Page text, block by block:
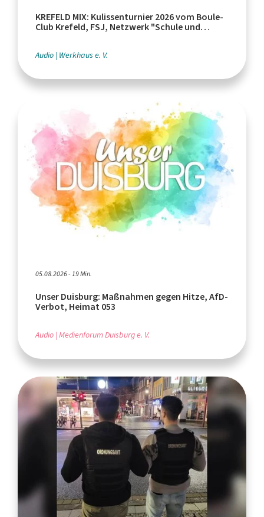
KREFELD MIX: Kulissenturnier 2026 vom Boule-
Club Krefeld, FSJ, Netzwerk "Schule und
Audio Werkhaus e. V.
05.08.2026 - 19 Min.
Unser Duisburg: Maßnahmen gegen Hitze, AfD-
Verbot, Heimat 053
Audio Medienforum Duisburg e. V.